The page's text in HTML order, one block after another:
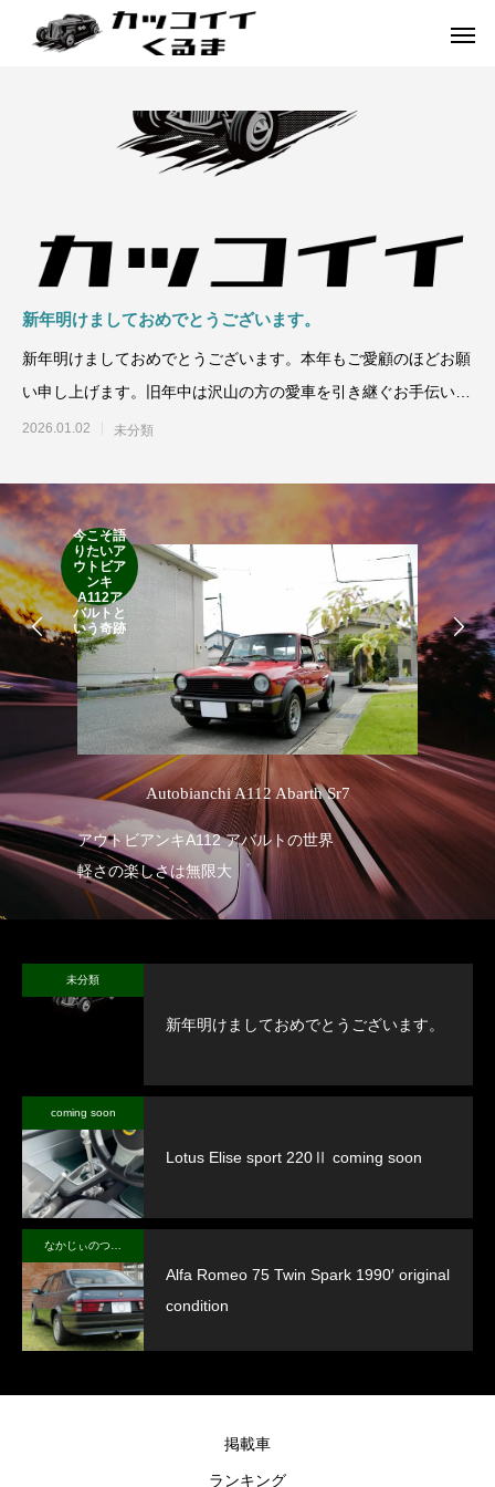
ENGLAND GERMANY
新年明けましておめでとうございます。
新年明けましておめでとうございます。本年もご愛顧のほどお願
い申し上げます。旧年中は沢山の方の愛車を引き継ぐお手伝いを
させて頂きました
2026.01.02 未分類
今こそ語
りたいア
ウトビア
ンキ
A112ア
バルトと
いう奇跡
Autobianchi A112 Abarth Sr7
アウトビアンキA112 アバルトの世界
軽さの楽しさは無限大
未分類
新年明けましておめでとうございます。
coming soon
Lotus Elise sport 220Ⅱ coming soon
Alfa Romeo 75 Twin Spark 1990′ original
condition
掲載車
ランキング